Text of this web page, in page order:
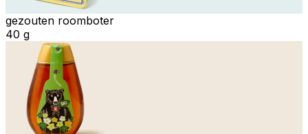
gezouten roomboter
40 g